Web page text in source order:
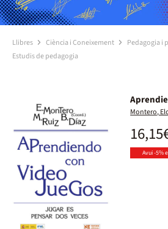
Llibres Ciència i Coneixement
Pedagogia i
Estudis de pedagogia
Montero,
Avui -5%